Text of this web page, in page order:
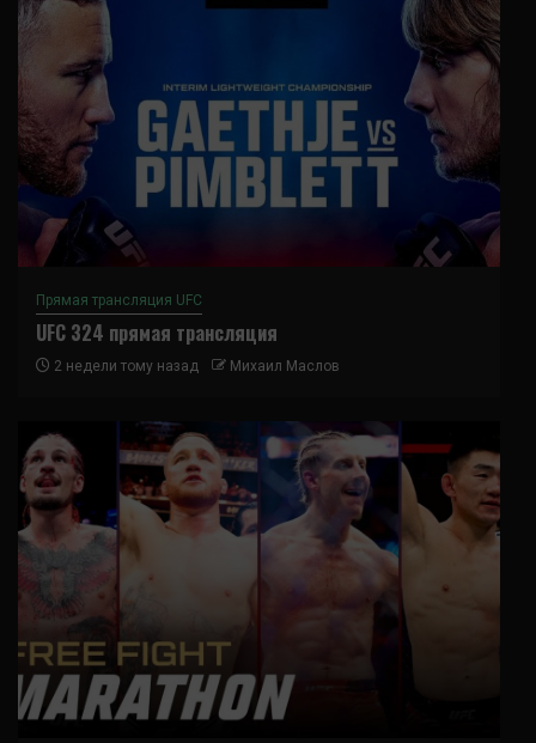
Прямая трансляция UFC
UFC 324 прямая трансляция
2 недели тому назад Михаил Маслов